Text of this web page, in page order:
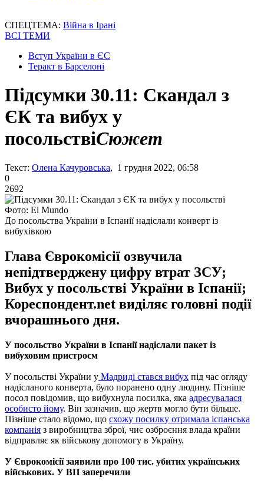
СПЕЦТЕМА: Війна в Ірані
ВСІ ТЕМИ
Вступ України в ЄС
Теракт в Барселоні
Підсумки 30.11: Скандал з
ЄК та вибух у
посольствіСюжет
Текст: Олена Качуровська, 1 грудня 2022, 06:58
0
2692
Фото: El Mundo
До посольства України в Іспанії надіслали конверт із
вибухівкою
Глава Єврокомісії озвучила
непідтверджену цифру втрат ЗСУ;
Вибух у посольстві України в Іспанії;
Кореспондент.net виділяє головні події
вчорашнього дня.
У посольство України в Іспанії надіслали пакет із
вибуховим пристроєм
У посольстві України у Мадриді стався вибух під час огляду
надісланого конверта, було поранено одну людину. Пізніше
посол повідомив, що вибухнула посилка, яка адресувалася
особисто йому. Він зазначив, що жертв могло бути більше.
Пізніше стало відомо, що схожу посилку отримала іспанська
компанія з виробництва зброї, чиє озброєння влада країни
відправляє як військову допомогу в Україну.
У Єврокомісії заявили про 100 тис. убитих українських
військових. У ВП заперечили